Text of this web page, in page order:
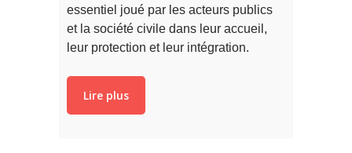
essentiel joué par les acteurs publics
et la société civile dans leur accueil,
leur protection et leur intégration.
Lire plus